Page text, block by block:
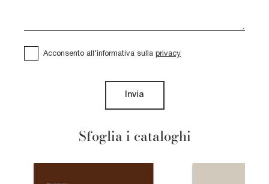
Sfoglia i cataloghi
Acconsento all'informativa sulla privacy
Invia